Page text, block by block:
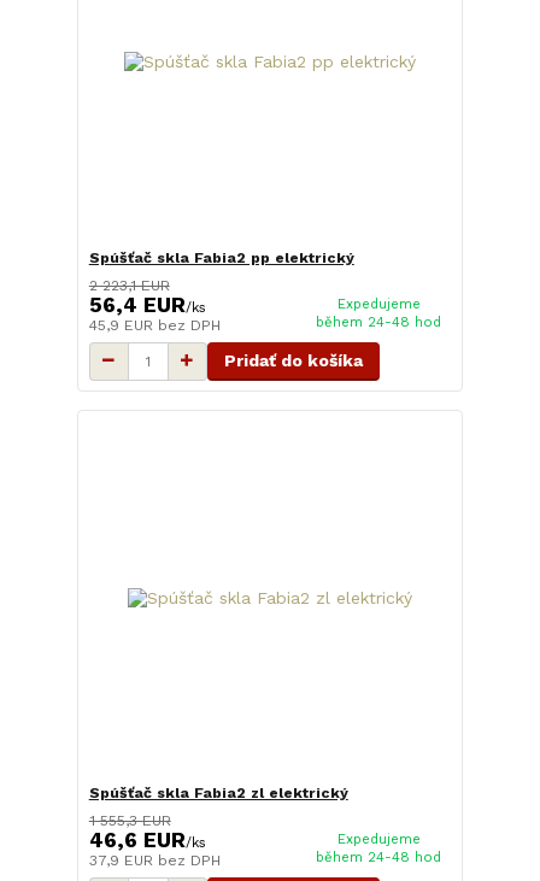
Spúšťač skla Fabia2 pp elektrický
2 223,1 EUR
56,4 EUR/ks
45,9 EUR bez DPH
Expedujeme
během 24-48 hod
Pridať do košíka
Spúšťač skla Fabia2 zl elektrický
1 555,3 EUR
46,6 EUR/ks
37,9 EUR bez DPH
Expedujeme
během 24-48 hod